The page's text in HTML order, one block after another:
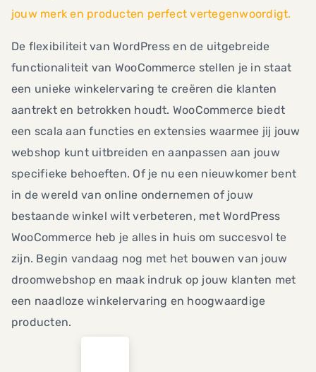
jouw merk en producten perfect vertegenwoordigt.
De flexibiliteit van WordPress en de uitgebreide
functionaliteit van WooCommerce stellen je in staat
een unieke winkelervaring te creëren die klanten
aantrekt en betrokken houdt. WooCommerce biedt
een scala aan functies en extensies waarmee jij jouw
webshop kunt uitbreiden en aanpassen aan jouw
specifieke behoeften. Of je nu een nieuwkomer bent
in de wereld van online ondernemen of jouw
bestaande winkel wilt verbeteren, met WordPress
WooCommerce heb je alles in huis om succesvol te
zijn. Begin vandaag nog met het bouwen van jouw
droomwebshop en maak indruk op jouw klanten met
een naadloze winkelervaring en hoogwaardige
producten.